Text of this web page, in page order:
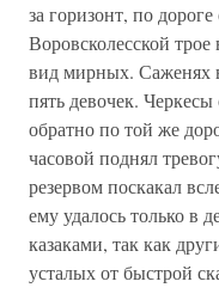
за горизонт, по
Воровсколесской
вид мирных. Саженях
пять девочек.
обратно по той же
часовой поднял
резервом поскакал
ему удалось только в
казаками, так как
усталых от быстрой